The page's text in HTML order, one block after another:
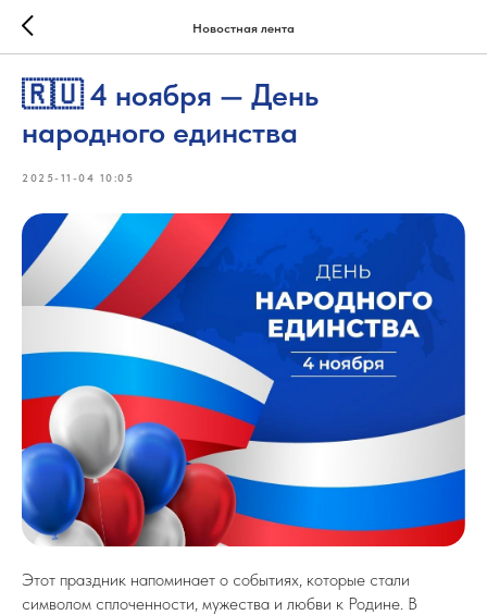
Новостная лента
🇷🇺 4 ноября — День
народного единства
2025-11-04 10:05
Этот праздник напоминает о событиях, которые стали
символом сплоченности, мужества и любви к Родине. В